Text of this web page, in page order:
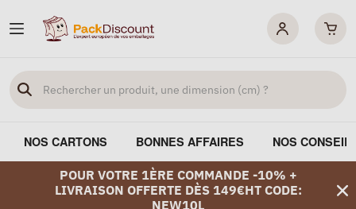
NOS CARTONS BONNES AFFAIRES NOS
POUR VOTRE 1ÈRE COMMANDE -10% +
LIVRAISON OFFERTE DÈS 149€HT CODE:
NEW10L